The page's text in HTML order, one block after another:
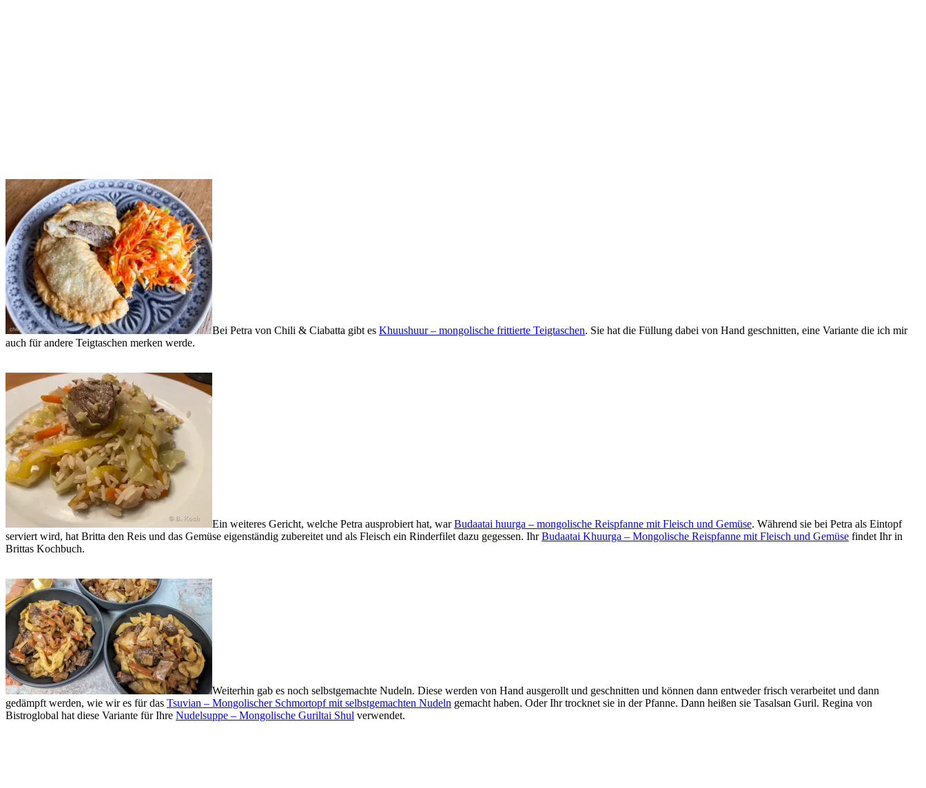
Bei Petra von Chili & Ciabatta gibt es Khuushuur – mongolische frittierte Teigtaschen. Sie hat die Füllung dabei von Hand geschnitten, eine Variante die ich mir
auch für andere Teigtaschen merken werde.
Ein weiteres Gericht, welche Petra ausprobiert hat, warBudaatai huurga – mongolische Reispfanne mit Fleisch und Gemüse. Während sie bei Petra als Eintopf
serviert wird, hat Britta den Reis und das Gemüse eigenständig zubereitet und als Fleisch ein Rinderfilet dazu gegessen. IhrBudaatai Khuurga – Mongolische Reispfanne mit Fleisch und Gemüse findet Ihr in
Brittas Kochbuch.
Weiterhin gab es noch selbstgemachte Nudeln. Diese werden von Hand ausgerollt und geschnitten und können dann entweder frisch verarbeitet und dann
gedämpft werden, wie wir es für das Tsuvian – Mongolischer Schmortopf mit selbstgemachten Nudeln gemacht haben. Oder Ihr trocknet sie in der Pfanne. Dann heißen sie Tasalsan Guril. Regina von
Bistroglobal hat diese Variante für Ihre Nudelsuppe – Mongolische Guriltai Shul verwendet.